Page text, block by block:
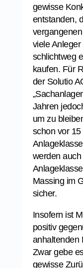
gewisse
entstanden,
viele
schlichtweg
kaufen. Für
der Solutio
Jahren
um zu
schon vor
werden
Massing im
sicher.
Insofern ist
positiv
anhaltenden
Zwar gebe
gewisse